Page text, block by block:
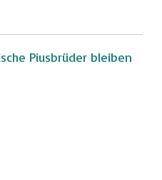
Piusbrüder bleiben